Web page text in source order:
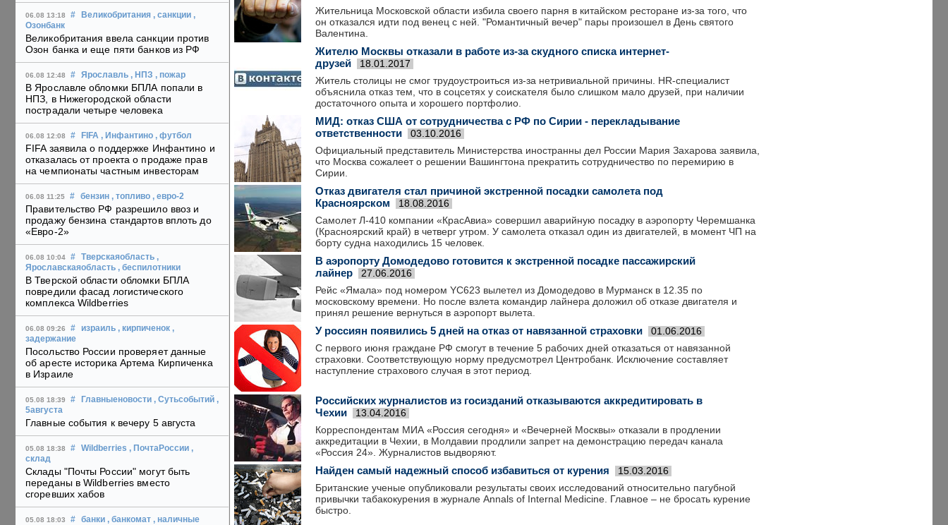
06.08 13:18 # Великобритания , санкции ,
Озонбанк
Великобритания ввела санкции против
Озон банка и еще пяти банков из РФ
06.08 12:48 # Ярославль , НПЗ , пожар
В Ярославле обломки БПЛА попали в
НПЗ, в Нижегородской области
пострадали четыре человека
06.08 12:08 # FIFA , Инфантино , футбол
FIFA заявила о поддержке Инфантино и
отказалась от проекта о продаже прав
на чемпионаты частным инвесторам
06.08 11:25 # бензин , топливо , евро-2
Правительство РФ разрешило ввоз и
продажу бензина стандартов вплоть до
«Евро-2»
06.08 10:04 # Тверскаяобласть ,
Ярославскаяобласть , беспилотники
В Тверской области обломки БПЛА
повредили фасад логистического
комплекса Wildberries
06.08 09:26 # израиль , кирпиченок ,
задержание
Посольство России проверяет данные
об аресте историка Артема Кирпиченка
в Израиле
05.08 18:39 # Главныеновости , Сутьсобытий ,
5августа
Главные события к вечеру 5 августа
05.08 18:38 # Wildberries , ПочтаРоссии ,
склад
Склады "Почты России" могут быть
переданы в Wildberries вместо
сгоревших хабов
05.08 18:03 # банки , банкомат , наличные
Жительница Московской области избила своего парня в китайском ресторане из-за того, что
он отказался идти под венец с ней. "Романтичный вечер" пары произошел в День святого
Валентина.
Жителю Москвы отказали в работе из-за скудного списка интернет-
друзей
18.01.2017
Житель столицы не смог трудоустроиться из-за нетривиальной причины. HR-специалист
объяснила отказ тем, что в соцсетях у соискателя было слишком мало друзей, при наличии
достаточного опыта и хорошего портфолио.
МИД: отказ США от сотрудничества с РФ по Сирии - перекладывание
ответственности
03.10.2016
Официальный представитель Министерства иностранны дел России Мария Захарова заявила,
что Москва сожалеет о решении Вашингтона прекратить сотрудничество по перемирию в
Сирии.
Отказ двигателя стал причиной экстренной посадки самолета под
Красноярском
18.08.2016
Самолет Л-410 компании «КрасАвиа» совершил аварийную посадку в аэропорту Черемшанка
(Красноярский край) в четверг утром. У самолета отказал один из двигателей, в момент ЧП на
борту судна находились 15 человек.
В аэропорту Домодедово готовится к экстренной посадке пассажирский
лайнер
27.06.2016
Рейс «Ямала» под номером YC623 вылетел из Домодедово в Мурманск в 12.35 по
московскому времени. Но после взлета командир лайнера доложил об отказе двигателя и
принял решение вернуться в аэропорт вылета.
У россиян появились 5 дней на отказ от навязанной страховки 01.06.2016
С первого июня граждане РФ смогут в течение 5 рабочих дней отказаться от навязанной
страховки. Соответствующую норму предусмотрел Центробанк. Исключение составляет
наступление страхового случая в этот период.
Российских журналистов из госизданий отказываются аккредитировать в
Чехии
13.04.2016
Корреспондентам МИА «Россия сегодня» и «Вечерней Москвы» отказали в продлении
аккредитации в Чехии, в Молдавии продлили запрет на демонстрацию передач канала
«Россия 24». Журналистов выдворяют.
Найден самый надежный способ избавиться от курения 15.03.2016
Британские ученые опубликовали результаты своих исследований относительно пагубной
привычки табакокурения в журнале Annals of Internal Medicine. Главное – не бросать курение
быстро.